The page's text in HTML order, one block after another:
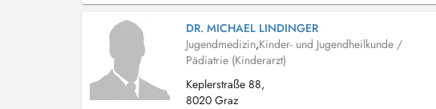
DR. MICHAEL LINDINGER
Jugendmedizin,Kinder- und Jugendheilkunde /
Pädiatrie (Kinderarzt)
Keplerstraße 88,
8020 Graz